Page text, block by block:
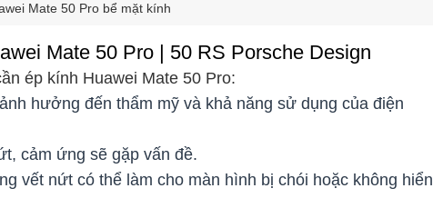
Mate 50 Pro bể mặt kính
Mate 50 Pro | 50 RS Porsche Design
ép kính Huawei Mate 50 Pro:
hưởng đến thẩm mỹ và khả năng sử dụng của điện
cảm ứng sẽ gặp vấn đề.
vết nứt có thể làm cho màn hình bị chói hoặc không hiển